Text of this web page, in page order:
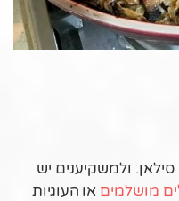
ולמשקיענים יש
מושלמים או העוגיות